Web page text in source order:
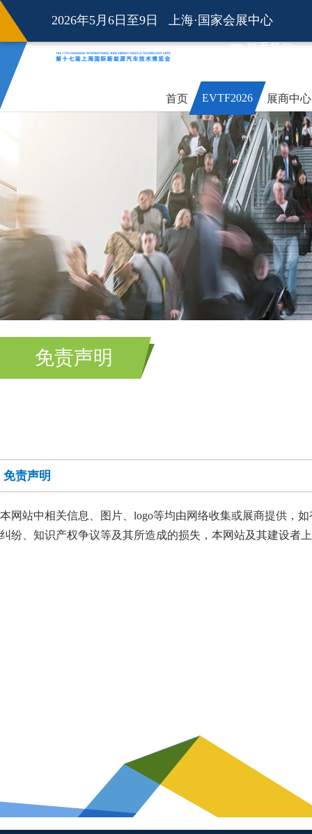
2026年5月6日至9日 上海·国家会展中心
联系我们
首页 EVTF2026 展商中心
免责声明
免责声明
本网站中相关信息、图片、logo等均由网络收集或展商提供，
纠纷、知识产权争议等及其所造成的损失，本网站及其建设者